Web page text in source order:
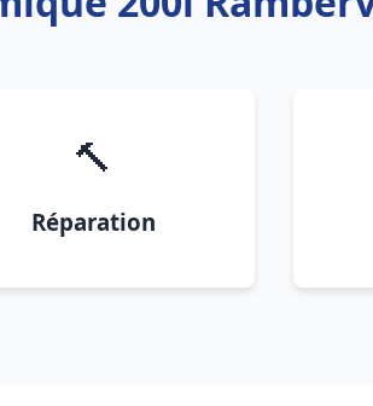
🔨
Réparation